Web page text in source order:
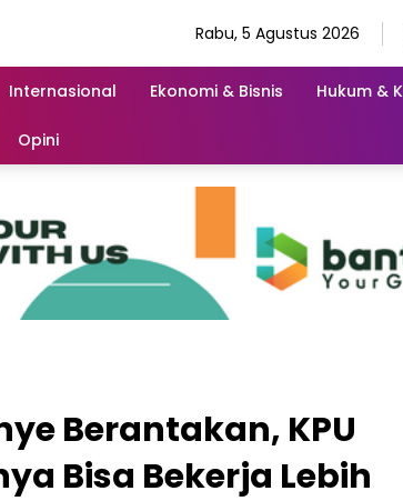
Rabu, 5 Agustus 2026
Internasional Ekonomi & Bisnis Hukum &
Opini
Berantakan, KPU
Bisa Bekerja Lebih